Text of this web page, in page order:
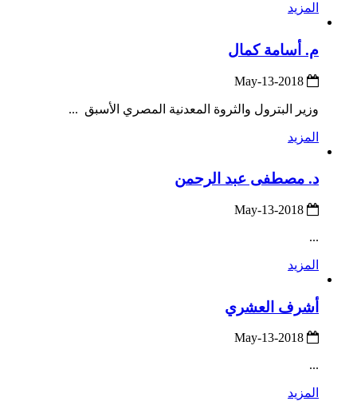
المزيد
م. أسامة كمال
وزير البترول والثروة المعدنية المصري الأسبق ...
المزيد
د. مصطفى عبد الرحمن
...
المزيد
أشرف العشري
...
المزيد